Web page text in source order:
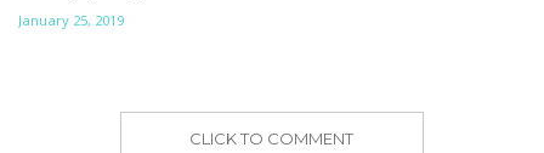
January 25, 2019
CLICK TO COMMENT